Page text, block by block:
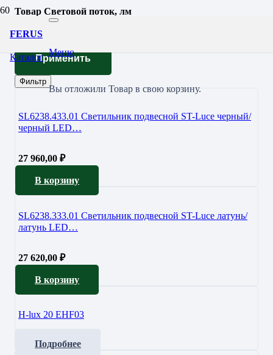
FERUS
Меню
Вы отложили Товарв свою корзину.
Каталог
Товар Световой поток, лм
Применить
Фильтр
SL6238.433.01 Светильник подвесной ST-Luce черный/
черный LED…
27 960,00 ₽
В корзину
SL6238.333.01 Светильник подвесной ST-Luce латунь/
латунь LED…
27 620,00 ₽
В корзину
H-lux 20 EHF03
Подробнее